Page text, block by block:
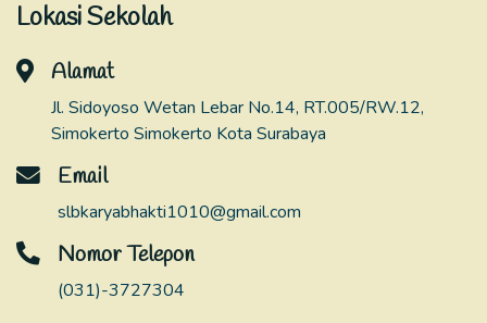
Lokasi Sekolah
Alamat
Jl. Sidoyoso Wetan Lebar No.14, RT.005/RW.12,
Simokerto Simokerto Kota Surabaya
Email
slbkaryabhakti1010@gmail.com
Nomor Telepon
(031)-3727304